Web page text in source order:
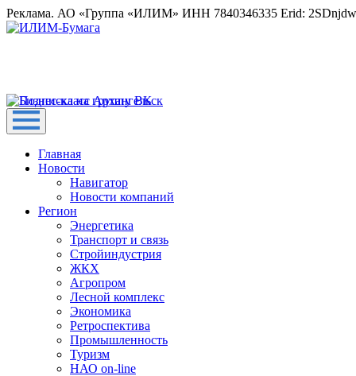
Реклама. АО «Группа «ИЛИМ» ИНН 7840346335 Erid:
Главная
Новости
Навигатор
Новости компаний
Регион
Энергетика
Транспорт и связь
Стройиндустрия
ЖКХ
Агропром
Лесной комплекс
Экономика
Ретроспектива
Промышленность
Туризм
НАО on-line